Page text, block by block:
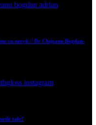
cu nervii // Dr Clujeanu Bogdan-
tale?